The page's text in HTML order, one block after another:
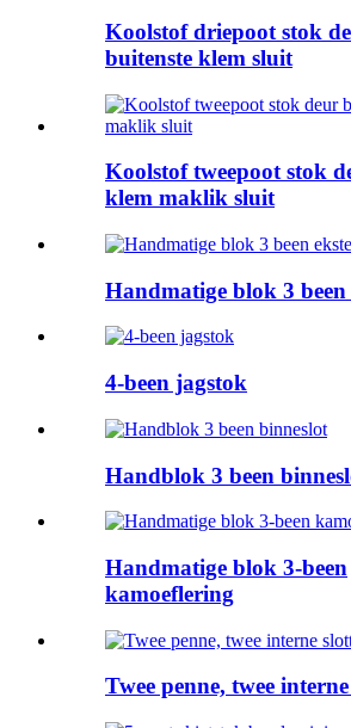
Koolstof driepoot stok
buitenste klem sluit
Koolstof tweepoot stok
klem maklik sluit
Handmatige blok 3 been
4-been jagstok
Handblok 3 been
Handmatige blok 3-been
kamoeflering
Twee penne, twee